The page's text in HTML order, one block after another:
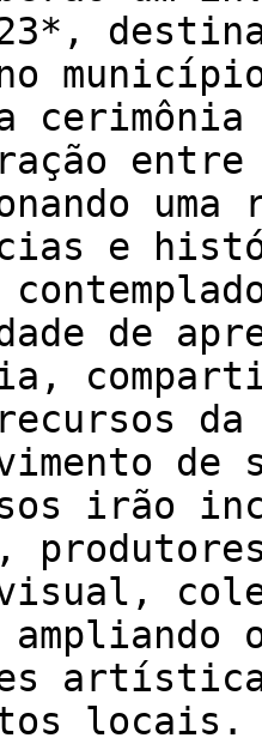
cerimônia
e
de
irão
locais.